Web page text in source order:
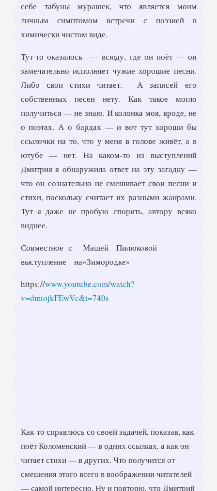
себе табуны мурашек, что является моим
личным симптомом встречи с поэзией в
химически чистом виде.
Тут-то оказалось — всюду, где он поёт — он
замечательно исполняет чужие хорошие песни.
Либо свои стихи читает. А записей его
собственных песен нету. Как такое могло
получиться — не знаю. И колонка моя, вроде, не
о поэтах. А о бардах — и вот тут хороши бы
ссылочки на то, что у меня в голове живёт, а в
ютубе — нет. На каком-то из выступлений
Дмитрия я обнаружила ответ на эту загадку —
что он сознательно не смешивает свои песни и
стихи, поскольку считает их разными жанрами.
Тут я даже не пробую спорить, автору всяко
виднее.
Совместное с Машей Пилюковой
выступление на»Зимородке»
https://www.youtube.com/watch?
v=dmiojkFEwVc&t=740s
Как-то справлюсь со своей задачей, показав, как
поёт Коломенский — в одних ссылках, а как он
читает стихи — в других. Что получится от
смешения этого всего в воображении читателей
— самой интересно. Ну и повторю, что Дмитрий